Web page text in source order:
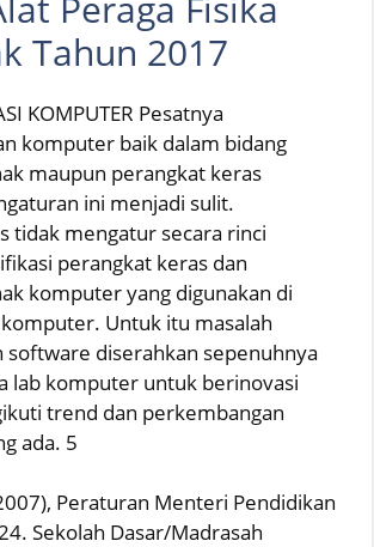
Tahun 2017
KOMPUTER Pesatnya
komputer baik dalam bidang
maupun perangkat keras
ini menjadi sulit.
tidak mengatur secara rinci
perangkat keras dan
komputer yang digunakan di
Untuk itu masalah
software diserahkan sepenuhnya
lab komputer untuk berinovasi
trend dan perkembangan
ada. 5
Peraturan Menteri Pendidikan
Sekolah Dasar/Madrasah